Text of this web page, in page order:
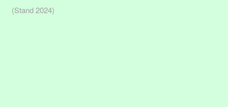
(Stand 2024)